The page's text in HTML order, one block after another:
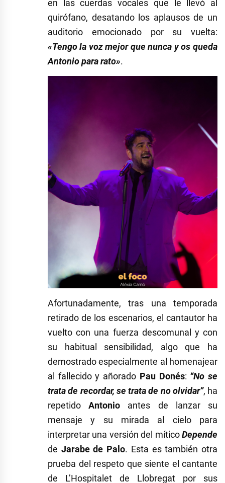
en las cuerdas vocales que le llevó al
quirófano, desatando los aplausos de un
auditorio emocionado por su vuelta:
«Tengo la voz mejor que nunca y os queda
Antonio para rato».
Afortunadamente, tras una temporada
retirado de los escenarios, el cantautor ha
vuelto con una fuerza descomunal y con
su habitual sensibilidad, algo que ha
demostrado especialmente al homenajear
al fallecido y añorado Pau Donés: “No se
trata de recordar, se trata de no olvidar”, ha
repetidoAntonio antes de lanzar su
mensaje y su mirada al cielo para
interpretar una versión del míticoDepende
de Jarabe de Palo. Esta es también otra
prueba del respeto que siente el cantante
de L’Hospitalet de Llobregat por sus